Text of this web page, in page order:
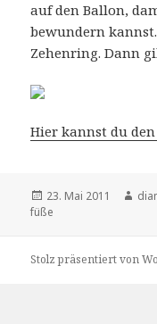
auf den Ballon,
bewundern
Zehenring. Dann
Hier kannst du
Veröffentlicht
am
23. Mai 2011
füße
Stolz präsentiert von